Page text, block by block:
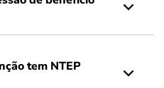
tem NTEP